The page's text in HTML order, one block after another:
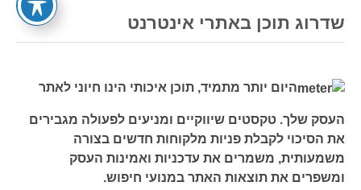
שדרוג תוכן באתרי אינטרנט
היום יותר מתמיד, תוכן איכותי הינו חיוני לאתר
העסק שלך. טקסטים שיווקיים ומניעים לפעולה מגבירים
את הסיכוי לקבלת פניות מלקוחות חדשים בצורה
משמעותית, משמרים את עדכניות ואמינות העסק
ומשפרים את תוצאות האתר במנועי חיפוש.